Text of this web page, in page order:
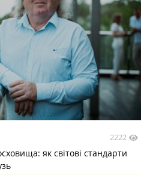
2222
як світові стандарти